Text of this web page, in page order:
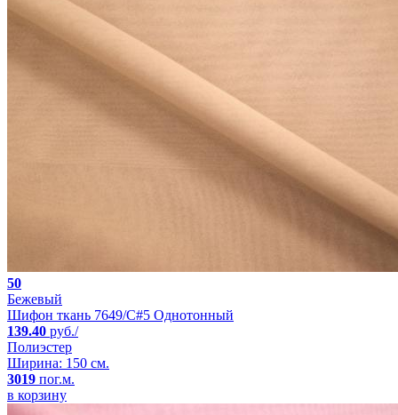
50
Бежевый
Шифон ткань 7649/C#5 Однотонный
139.40 руб./
Полиэстер
Ширина: 150 см.
3019 пог.м.
в корзину